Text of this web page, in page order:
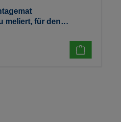
meliert, für den